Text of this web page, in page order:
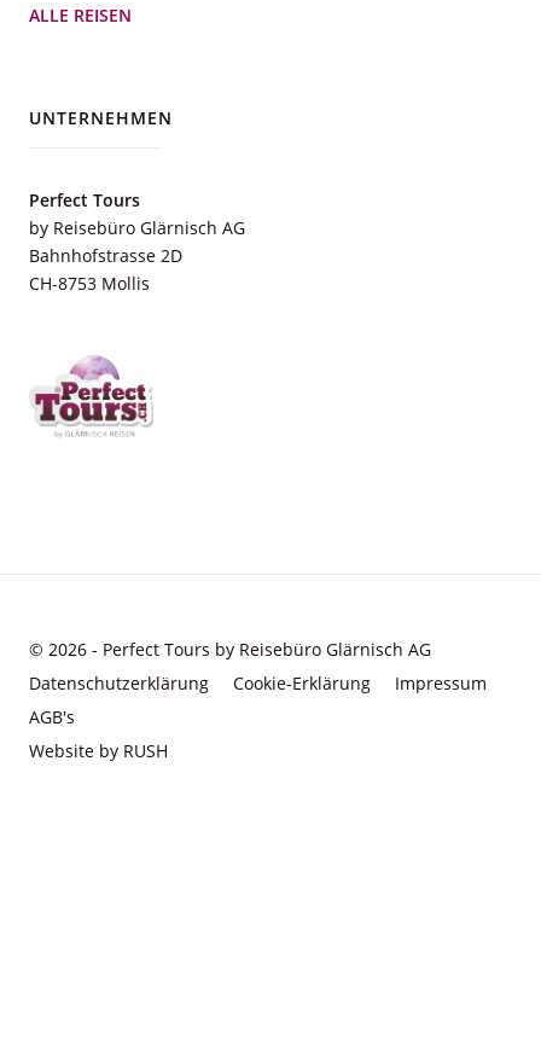
ALLE REISEN
UNTERNEHMEN
Perfect Tours
by Reisebüro Glärnisch AG
Bahnhofstrasse 2D
CH-8753 Mollis
© 2026 - Perfect Tours by Reisebüro Glärnisch AG
Datenschutzerklärung
Cookie-Erklärung
Impressum
AGB's
Website by RUSH